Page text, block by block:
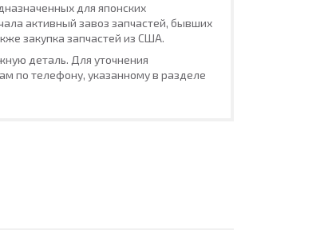
для японских
активный завоз запчастей, бывших
закупка запчастей из США.
деталь. Для уточнения
по телефону, указанному в разделе